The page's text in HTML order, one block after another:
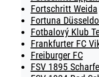
Fortschritt Weida
Fortuna
Fotbalový Klub
Frankfurter FC
Freiburger FC
FSV 1895